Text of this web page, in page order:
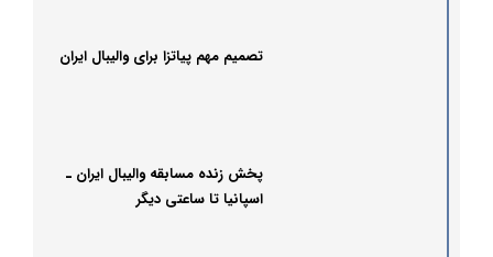
تصمیم مهم پیاتزا برای والیبال ایران
پخش زنده مسابقه والیبال ایران ـ
اسپانیا تا ساعتی دیگر